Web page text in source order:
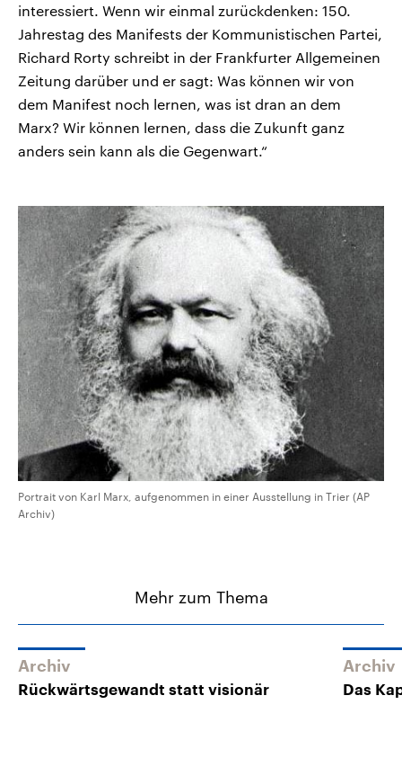
interessiert. Wenn wir einmal zurückdenken: 150.
Jahrestag des Manifests der Kommunistischen Partei,
Richard Rorty schreibt in der Frankfurter Allgemeinen
Zeitung darüber und er sagt: Was können wir von
dem Manifest noch lernen, was ist dran an dem
Marx? Wir können lernen, dass die Zukunft ganz
anders sein kann als die Gegenwart.“
Portrait von Karl Marx, aufgenommen in einer Ausstellung in Trier (AP
Archiv)
Mehr zum Thema
Archiv
Rückwärtsgewandt statt visionär
Archiv
Das